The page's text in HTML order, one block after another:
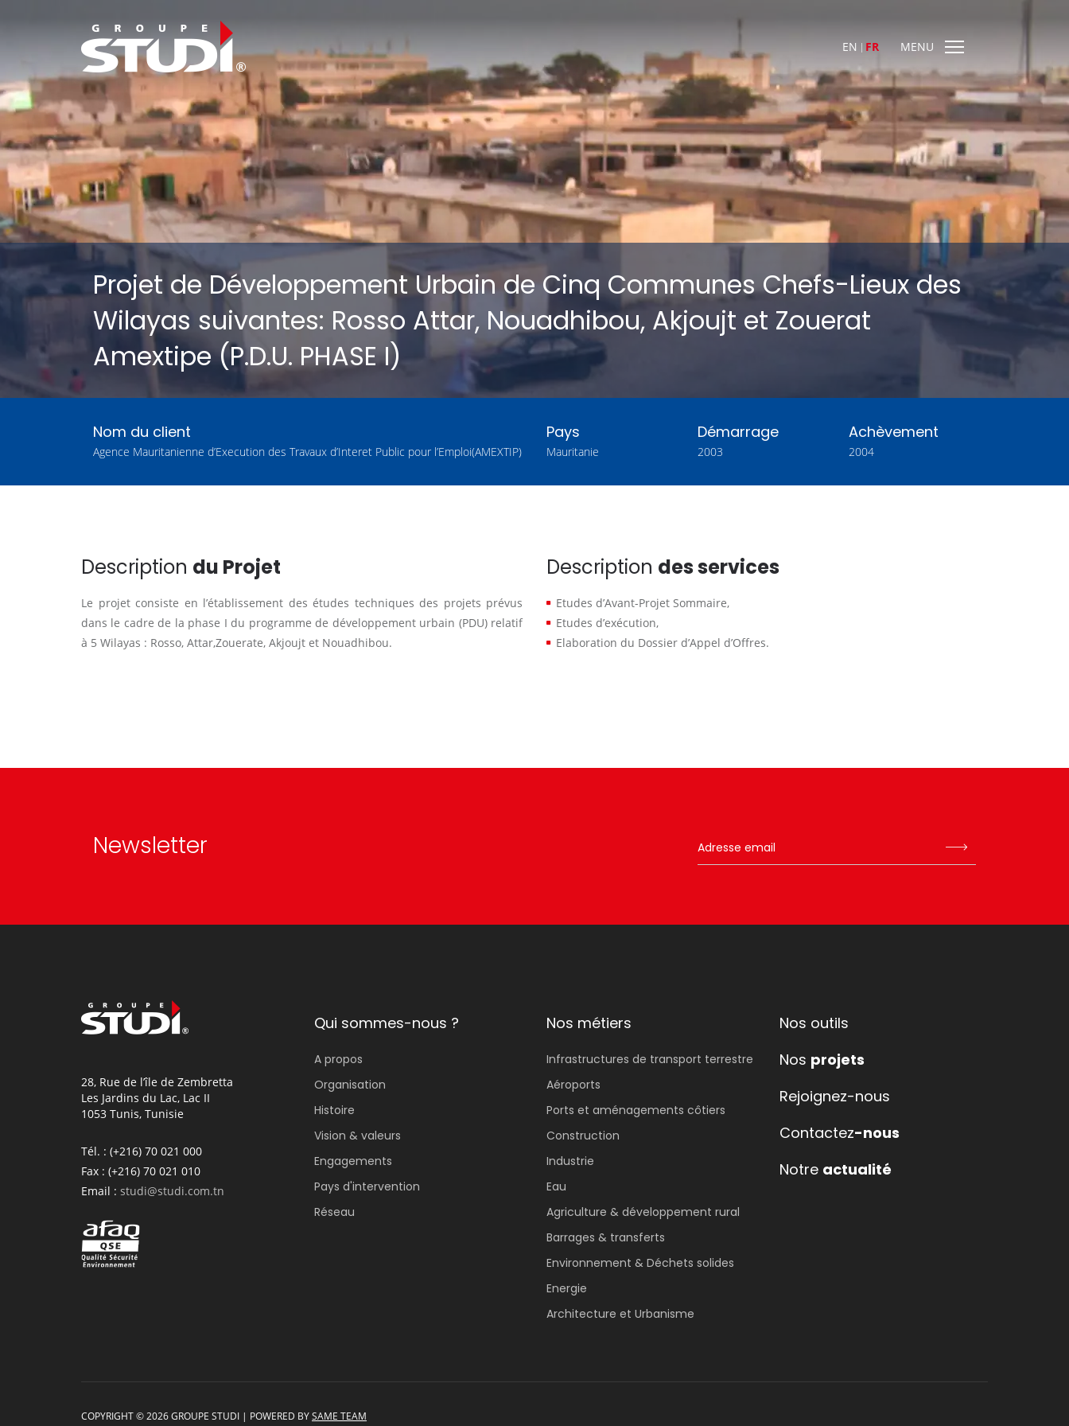
MENU
EN FR
Projet de Développement Urbain de Cinq Communes Chefs-Lieux des
Wilayas suivantes: Rosso Attar, Nouadhibou, Akjoujt et Zouerat
Amextipe (P.D.U. PHASE I)
Nom du client
Agence Mauritanienne d’Execution des Travaux d’Interet Public pour l’Emploi(AMEXTIP)
Pays
Mauritanie
Démarrage
2003
Achèvement
2004
Description du Projet
Le projet consiste en l’établissement des études techniques des projets prévus
dans le cadre de la phase I du programme de développement urbain (PDU) relatif
à 5 Wilayas : Rosso, Attar,Zouerate, Akjoujt et Nouadhibou.
Description des services
Etudes d’Avant-Projet Sommaire,
Etudes d’exécution,
Elaboration du Dossier d’Appel d’Offres.
Newsletter
28, Rue de l’île de Zembretta
Les Jardins du Lac, Lac II
1053 Tunis, Tunisie
Tél. : (+216) 70 021 000
Fax : (+216) 70 021 010
Email : studi@studi.com.tn
Qui sommes-nous ?
A propos
Organisation
Histoire
Vision & valeurs
Engagements
Pays d'intervention
Réseau
Nos métiers
Infrastructures de transport terrestre
Aéroports
Ports et aménagements côtiers
Construction
Industrie
Eau
Agriculture & développement rural
Barrages & transferts
Environnement & Déchets solides
Energie
Architecture et Urbanisme
Nos outils
Nos projets
Rejoignez-nous
Contactez-nous
Notre actualité
COPYRIGHT © 2026 GROUPE STUDI | POWERED BYSAME TEAM